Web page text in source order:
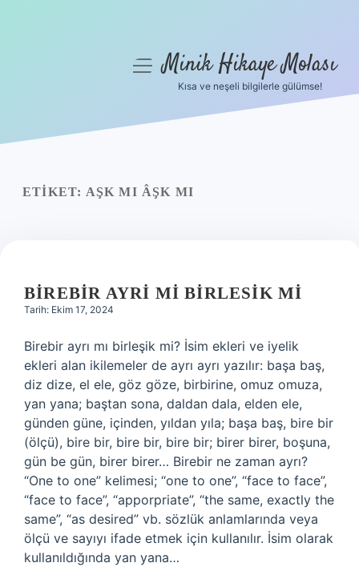
Yasal Uyarı
menüyüMinik Hikaye Molası
Kısa ve neşeli bilgilerle gülümse!
ETIKET: AŞK MI ÂŞK MI
BIREBIR AYRI MI BIRLESIK MI
Tarih: Ekim 17, 2024
Birebir ayrı mı birleşik mi? İsim ekleri ve iyelik
ekleri alan ikilemeler de ayrı ayrı yazılır: başa baş,
diz dize, el ele, göz göze, birbirine, omuz omuza,
yan yana; baştan sona, daldan dala, elden ele,
günden güne, içinden, yıldan yıla; başa baş, bire bir
(ölçü), bire bir, bire bir, bire bir; birer birer, boşuna,
gün be gün, birer birer… Birebir ne zaman ayrı?
“One to one” kelimesi; “one to one”, “face to face”,
“face to face”, “apporpriate”, “the same, exactly the
same”, “as desired” vb. sözlük anlamlarında veya
ölçü ve sayıyı ifade etmek için kullanılır. İsim olarak
kullanıldığında yan yana…